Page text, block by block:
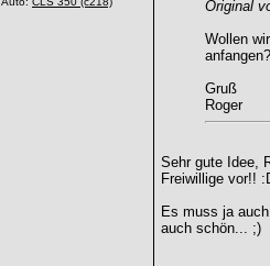
Original
Wollen
anfangen?
Gruß
Roger
Sehr gute Idee,
Freiwillige vor!!
Es muss ja
auch schön... ;)